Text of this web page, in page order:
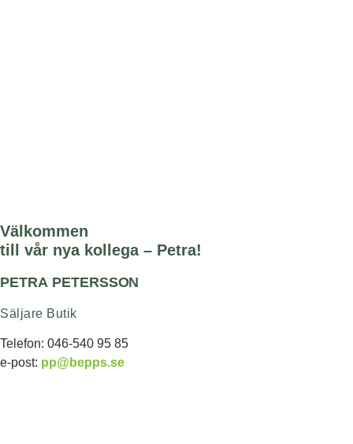
Välkommen
till vår nya kollega – Petra!
PETRA PETERSSON
Säljare Butik
Telefon: 046-540 95 85
e-post: pp@bepps.se